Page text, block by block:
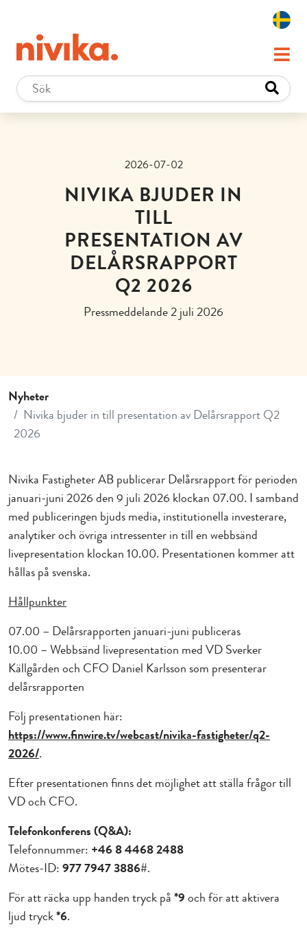
2026-07-02
NIVIKA BJUDER IN
TILL
PRESENTATION AV
DELÅRSRAPPORT
Q2 2026
Pressmeddelande 2 juli 2026
Nyheter
Nivika bjuder in till presentation av Delårsrapport Q2
2026
Nivika Fastigheter AB publicerar Delårsrapport för perioden
januari-juni 2026 den 9 juli 2026 klockan 07.00. I samband
med publiceringen bjuds media, institutionella investerare,
analytiker och övriga intressenter in till en webbsänd
livepresentation klockan 10.00. Presentationen kommer att
hållas på svenska.
Hållpunkter
07.00 – Delårsrapporten januari-juni publiceras
10.00 – Webbsänd livepresentation med VD Sverker
Källgården och CFO Daniel Karlsson som presenterar
delårsrapporten
Följ presentationen här:
https://www.finwire.tv/webcast/nivika-fastigheter/q2-
2026/.
Efter presentationen finns det möjlighet att ställa frågor till
VD och CFO.
Telefonkonferens (Q&A):
Telefonnummer: +46 8 4468 2488
Mötes-ID:977 7947 3886#.
För att räcka upp handen tryck på*9och för att aktivera
ljud tryck*6.